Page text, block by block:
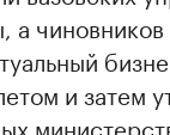
а чиновников
и затем